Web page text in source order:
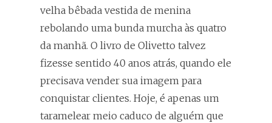
velha bêbada vestida de menina
rebolando uma bunda murcha às quatro
da manhã. O livro de Olivetto talvez
fizesse sentido 40 anos atrás, quando ele
precisava vender sua imagem para
conquistar clientes. Hoje, é apenas um
taramelear meio caduco de alguém que